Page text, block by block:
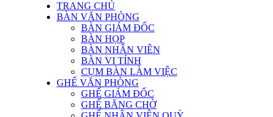
TRANG CHỦ
BÀN VĂN PHÒNG
BÀN GIÁM ĐỐC
BÀN HỌP
BÀN NHÂN VIÊN
BÀN VI TÍNH
CỤM BÀN LÀM VIỆC
GHẾ VĂN PHÒNG
GHẾ GIÁM ĐỐC
GHẾ BĂNG CHỜ